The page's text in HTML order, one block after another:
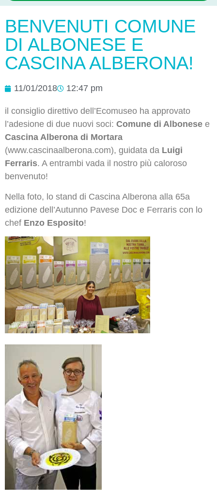
BENVENUTI COMUNE
DI ALBONESE E
CASCINA ALBERONA!
11/01/2018 12:47 pm
il consiglio direttivo dell’Ecomuseo ha approvato
l’adesione di due nuovi soci: Comune di Albonese e
Cascina Alberona di Mortara
(www.cascinaalberona.com), guidata da Luigi
Ferraris. A entrambi vada il nostro più caloroso
benvenuto!
Nella foto, lo stand di Cascina Alberona alla 65a
edizione dell’Autunno Pavese Doc e Ferraris con lo
chef Enzo Esposito!